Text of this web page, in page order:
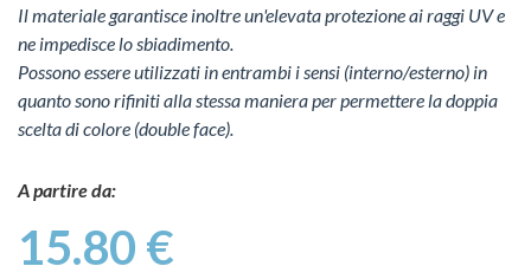
Il materiale garantisce inoltre un'elevata protezione ai raggi UV e
ne impedisce lo sbiadimento.
Possono essere utilizzati in entrambi i sensi (interno/esterno) in
quanto sono rifiniti alla stessa maniera per permettere la doppia
scelta di colore (double face).
A partire da:
15.80 €